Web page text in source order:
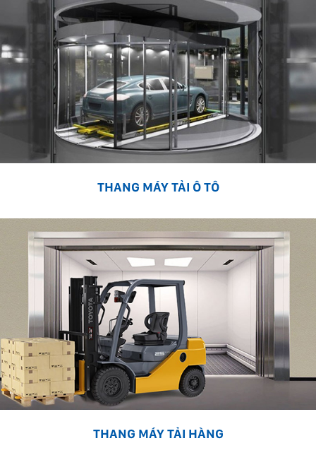
THANG MÁY TẢI Ô TÔ
THANG MÁY TẢI HÀNG